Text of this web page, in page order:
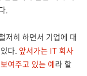
.
저히 하면서 기업에 대
다. 앞서가는 IT 회사
여주고 있는 예라 할